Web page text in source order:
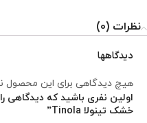
نظرات (0)
دیدگاهها
هیچ دیدگاهی برای این
اولین نفری باشید که دیدگاهی
خشک تینولا Tinola”